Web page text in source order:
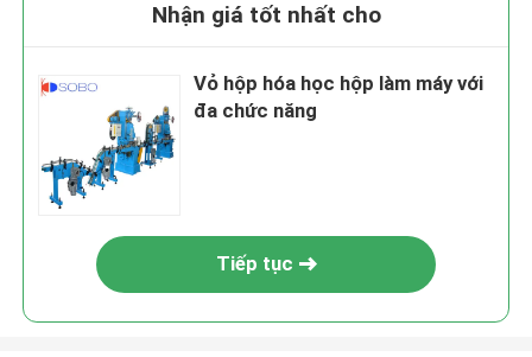
Nhận giá tốt nhất cho
Vỏ hộp hóa học hộp làm máy với
đa chức năng
Tiếp tục